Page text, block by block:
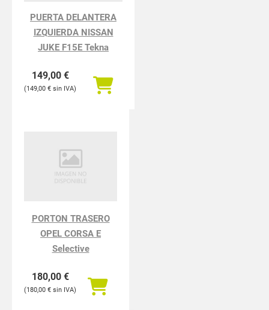
PUERTA DELANTERA
IZQUIERDA NISSAN
JUKE F15E Tekna
149,00 €
149,00 €
PORTON TRASERO
OPEL CORSA E
Selective
180,00 €
180,00 €